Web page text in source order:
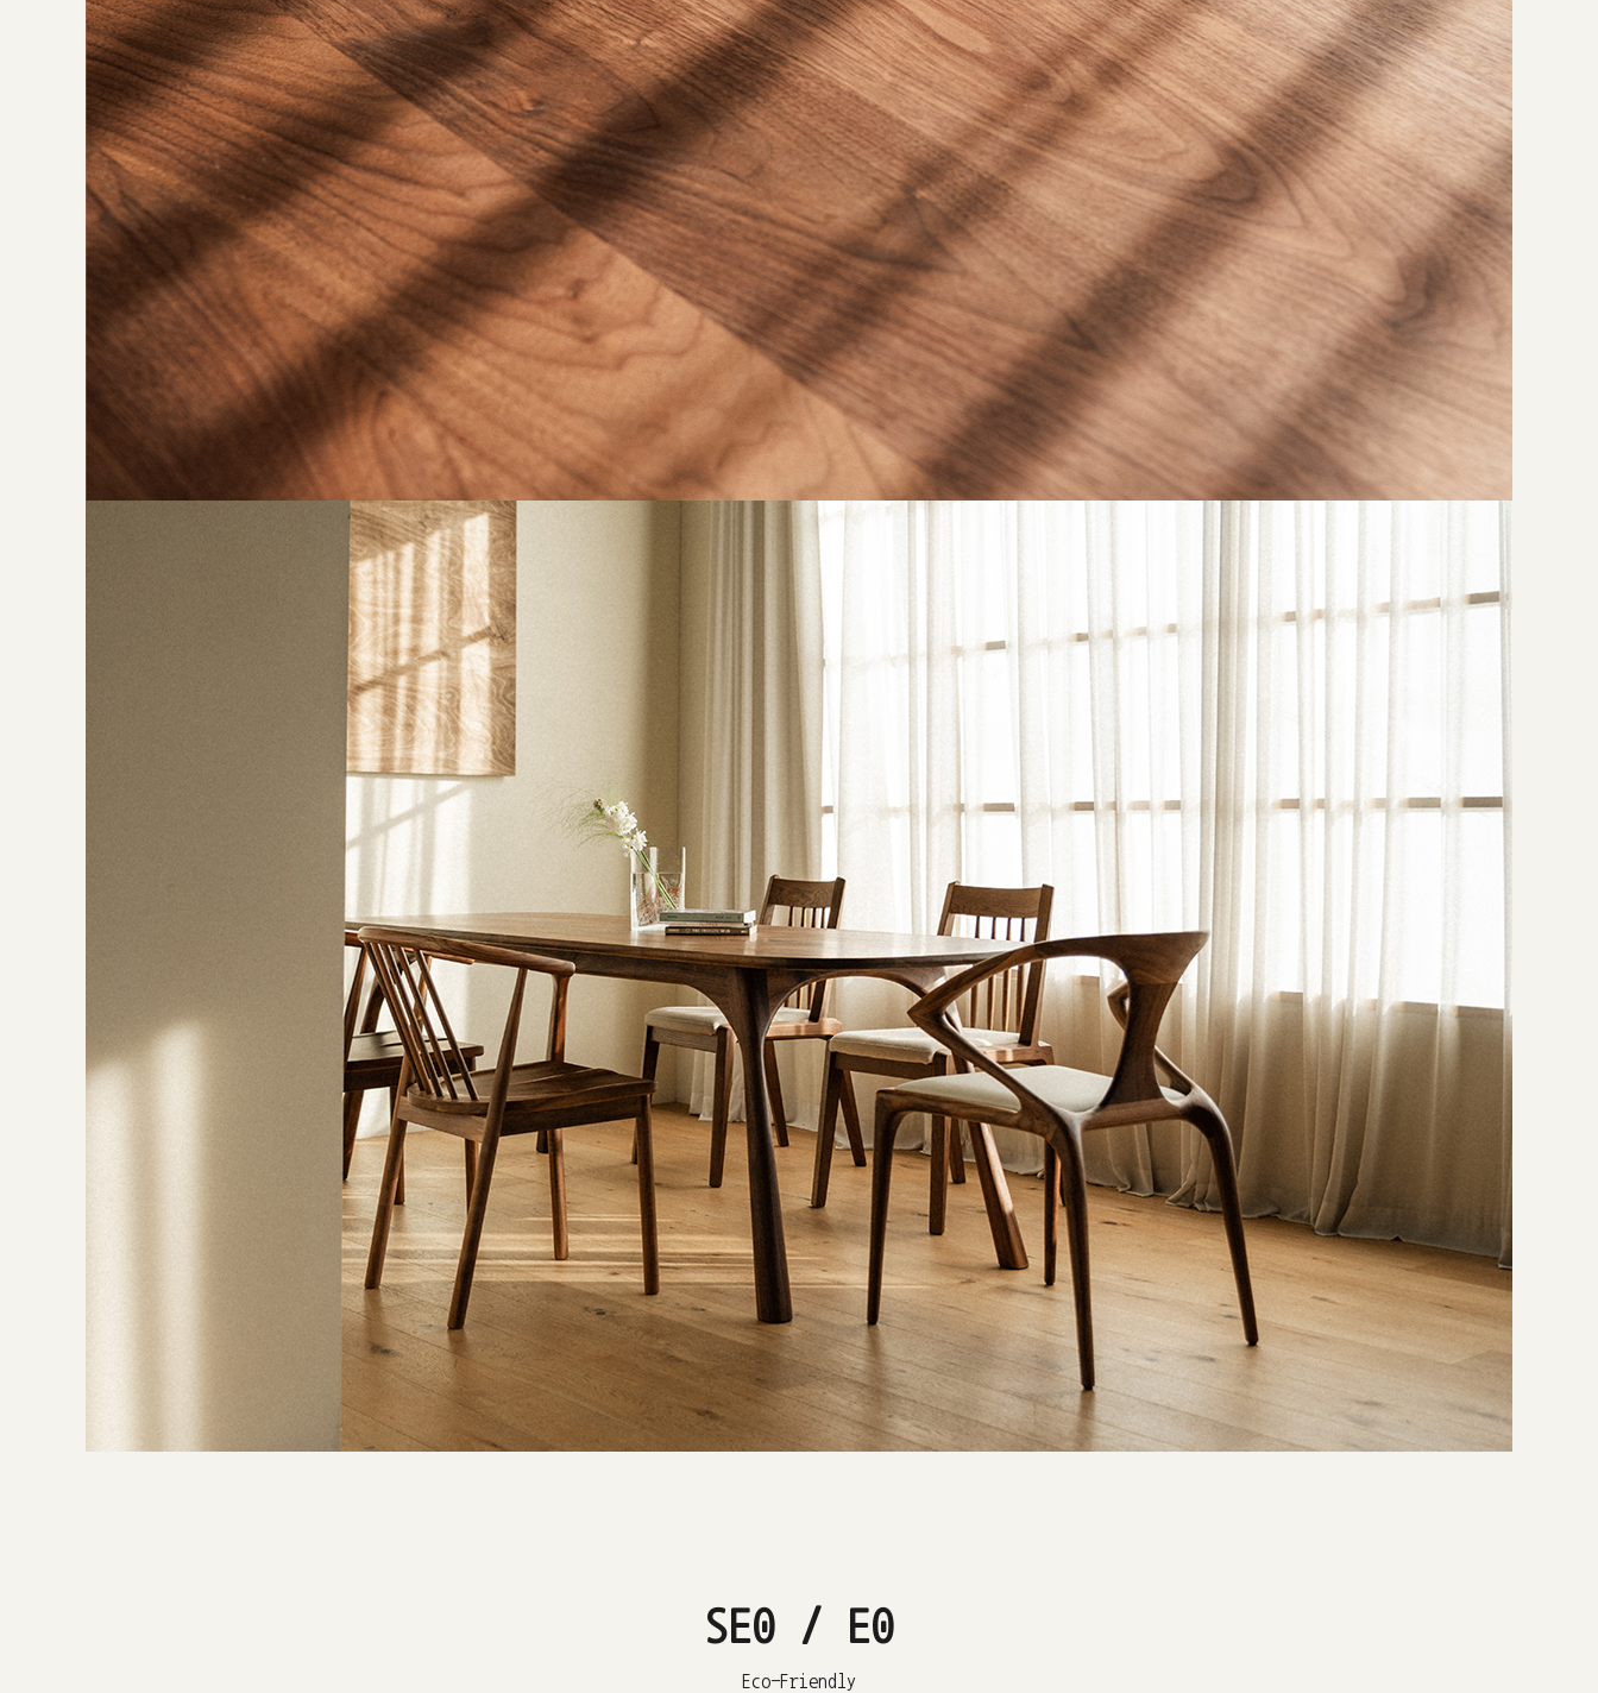
SE0 / E0
Eco-Friendly